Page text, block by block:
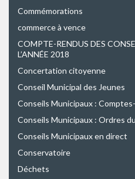
Commémorations
commerce à vence
COMPTE-RENDUS DES
L’ANNÉE 2018
Concertation citoyenne
Conseil Municipal des Jeunes
Conseils Municipaux :
Conseils Municipaux : Ordres
Conseils Municipaux en direct
Conservatoire
Déchets